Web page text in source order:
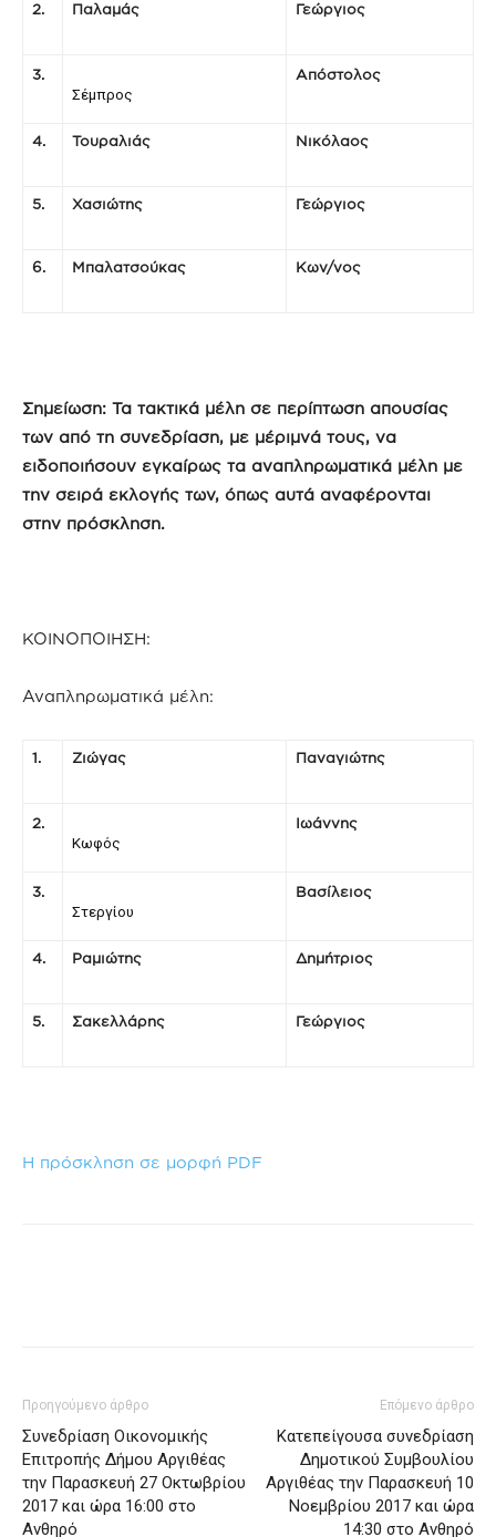
2. Παλαμάς Γεώργιος
3.
Σέμπρος
Απόστολος
4. Τουραλιάς Νικόλαος
5. Χασιώτης Γεώργιος
6. Μπαλατσούκας Κων/νος
Σημείωση: Τα τακτικά μέλη σε περίπτωση απουσίας
των από τη συνεδρίαση, με μέριμνά τους, να
ειδοποιήσουν εγκαίρως τα αναπληρωματικά μέλη με
την σειρά εκλογής των, όπως αυτά αναφέρονται
στην πρόσκληση.
ΚΟΙΝΟΠΟΙΗΣΗ:
Αναπληρωματικά μέλη:
1. Ζιώγας Παναγιώτης
2.
Κωφός
Ιωάννης
3.
Στεργίου
Βασίλειος
4. Ραμιώτης Δημήτριος
5. Σακελλάρης Γεώργιος
Η πρόσκληση σε μορφή PDF
Προηγούμενο άρθρο
Συνεδρίαση Οικονομικής
Επιτροπής Δήμου Αργιθέας
την Παρασκευή 27 Οκτωβρίου
2017 και ώρα 16:00 στο
Ανθηρό
Επόμενο άρθρο
Κατεπείγουσα συνεδρίαση
Δημοτικού Συμβουλίου
Αργιθέας την Παρασκευή 10
Νοεμβρίου 2017 και ώρα
14:30 στο Ανθηρό